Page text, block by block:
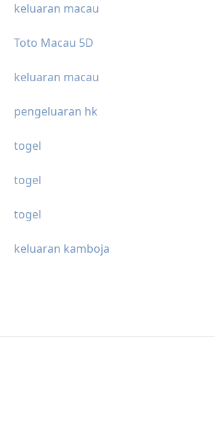
keluaran macau
Toto Macau 5D
keluaran macau
pengeluaran hk
togel
togel
togel
keluaran kamboja